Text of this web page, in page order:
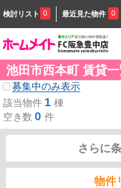
検討リスト 0 最近見た物件 0
池田市西本町 賃貸
募集中のみ表示
該当物件 1 棟
空き数 0 件
さらに
物件